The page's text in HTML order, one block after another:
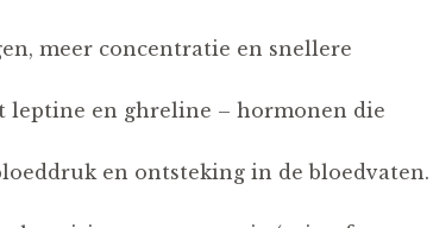
meer concentratie en snellere
leptine en ghreline – hormonen die
en ontsteking in de bloedvaten.